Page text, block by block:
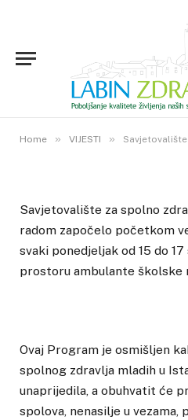
Home » VIJESTI » Savjetovalište za
Savjetovalište za
mladih svakog
Labinu
13. LISTOPADA 2020. 2VIEWS
Savjetovalište za spolno
radom započelo početkom
svaki ponedjeljak od 15 do
prostoru ambulante školske
Ovaj Program je osmišljen
spolnog zdravlja mladih u
unaprijedila, a obuhvatit će
spolova, nenasilje u